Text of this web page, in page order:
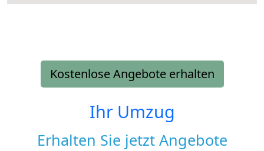
Kostenlose Angebote erhalten
Ihr Umzug
Erhalten Sie jetzt Angebote